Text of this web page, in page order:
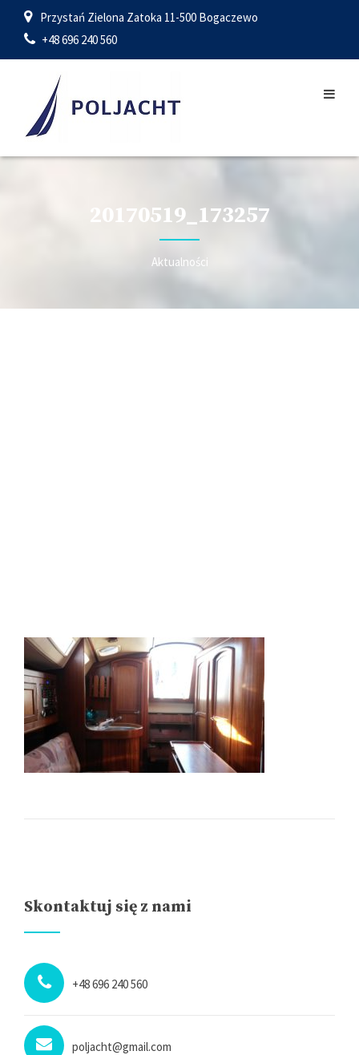
Przystań Zielona Zatoka 11-500 Bogaczewo
+48 696 240 560
20170519_173257
Aktualności
Skontaktuj się z nami
+48 696 240 560
poljacht@gmail.com